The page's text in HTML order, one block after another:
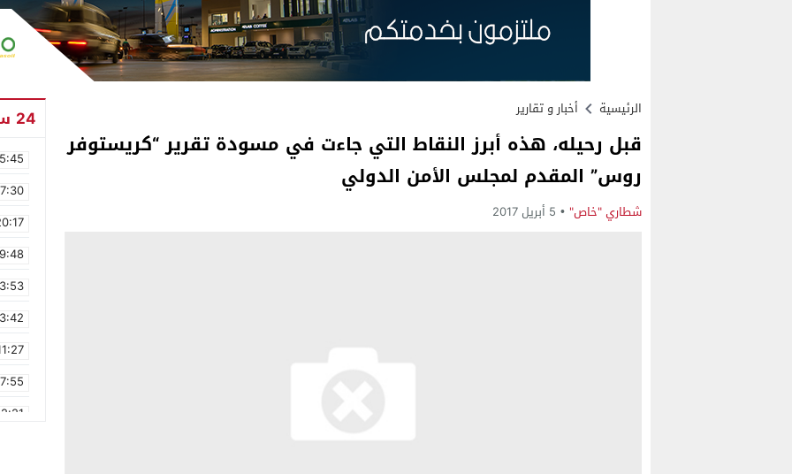
الرئيسية أخبار و تقارير
قبل رحيله، هذه أبرز النقاط التي جاءت في مسودة تقرير “كريستوفر
روس” المقدم لمجلس الأمن الدولي
شطاري "خاص" 5 أبريل 2017
24 ساعة